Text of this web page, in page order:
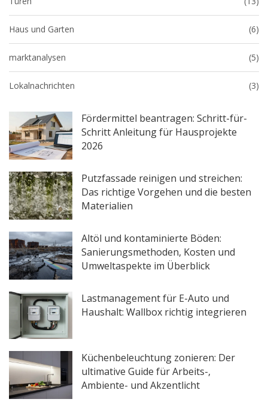
Haus und Garten (6)
marktanalysen (5)
Lokalnachrichten (3)
Fördermittel beantragen: Schritt-für-
Schritt Anleitung für Hausprojekte
2026
Putzfassade reinigen und streichen:
Das richtige Vorgehen und die besten
Materialien
Altöl und kontaminierte Böden:
Sanierungsmethoden, Kosten und
Umweltaspekte im Überblick
Lastmanagement für E-Auto und
Haushalt: Wallbox richtig integrieren
Küchenbeleuchtung zonieren: Der
ultimative Guide für Arbeits-,
Ambiente- und Akzentlicht